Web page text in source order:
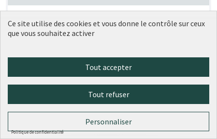
Conseil de quartier - Saxe-Roosevelt - Démarche citoyenne
Ce site utilise des cookies et vous donne le contrôle sur ceux
que vous souhaitez activer
Tout accepter
Tout refuser
Personnaliser
Politique de confidentialité